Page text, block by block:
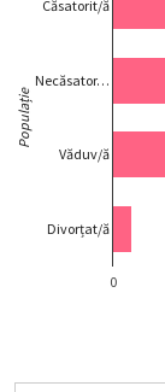
0
Căsatorit/ă
Necăsator…
Văduv/ă
Divorțat/ă
Populație